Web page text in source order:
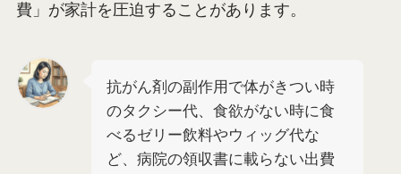
費」が家計を圧迫することがあります。
抗がん剤の副作用で体がきつい時
のタクシー代、食欲がない時に食
べるゼリー飲料やウィッグ代な
ど、病院の領収書に載らない出費